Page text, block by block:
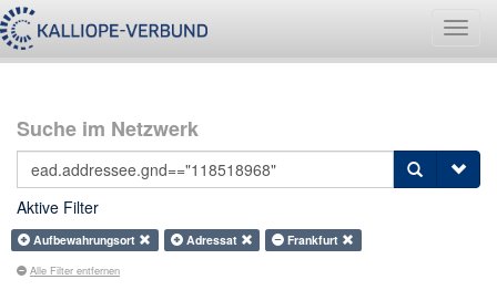
Suche im Netzwerk
Aktive Filter
Aufbewahrungsort Adressat Frankfurt
Alle Filter entfernen